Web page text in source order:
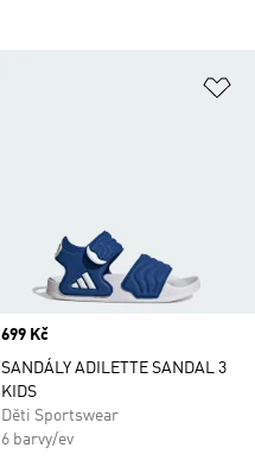
Price
699 Kč
SANDÁLY ADILETTE SANDAL 3
KIDS
Děti Sportswear
6 barvy/ev